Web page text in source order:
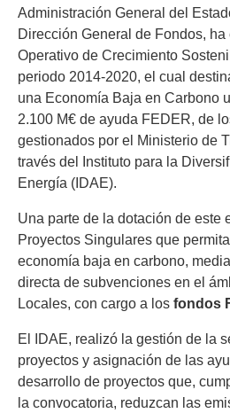
Administración General del
Dirección General de Fondos,
Operativo de Crecimiento
periodo 2014-2020, el cual
una Economía Baja en Carbono
2.100 M€ de ayuda FEDER, de
gestionados por el Ministerio de
través del Instituto para la
Energía (IDAE).
Una parte de la dotación de este
Proyectos Singulares que
economía baja en carbono,
directa de subvenciones en el
Locales, con cargo a los fondos
El IDAE, realizó la gestión de la
proyectos y asignación de las
desarrollo de proyectos que,
la convocatoria, reduzcan las